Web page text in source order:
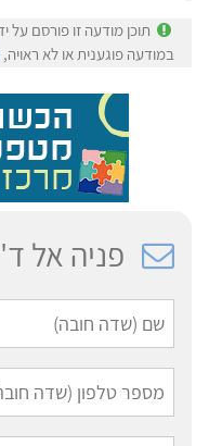
תוכן מודעה זו פורסם
במודעה פוגענית או לא ראויה,
פניה אל